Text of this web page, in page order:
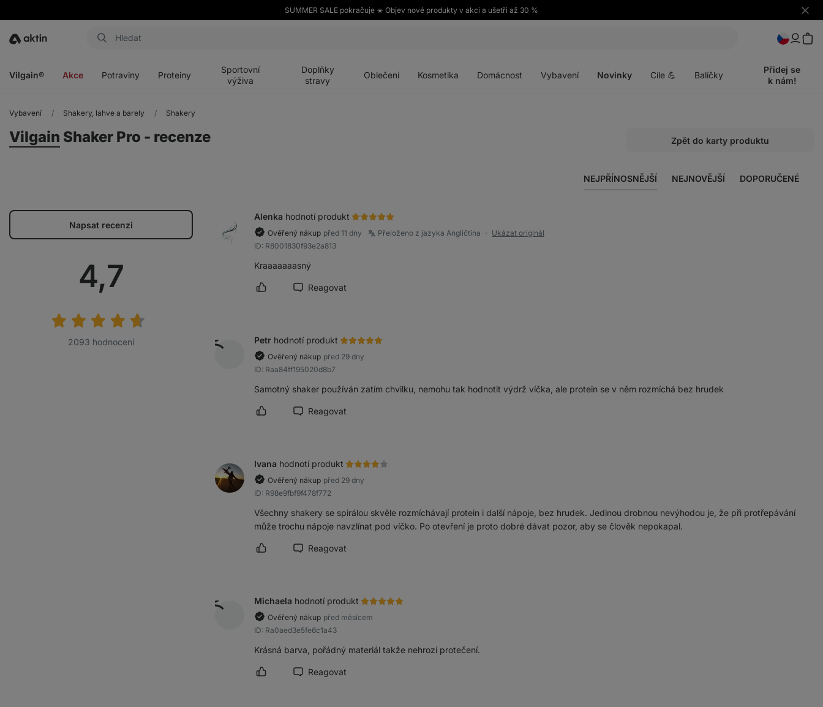
SUMMER SALE pokračuje ☀️ Objev nové produkty v akci a ušetři až 30 %
Skrýt
Aktin
Vilgain® Akce Potraviny Proteiny
Sportovní
výživa
Doplňky
stravy
Oblečení Kosmetika Domácnost Vybavení Novinky Cíle 💪 Balíčky
Přidej se
k nám!
Vybavení Shakery, lahve a barely Shakery
Vilgain Shaker Pro - recenze Zpět do karty produktu
NEJPŘÍNOSNĚJŠÍ NEJNOVĚJŠÍ DOPORUČENÉ
Napsat recenzi
Průměrné
hodnocení:
4,7
2093 hodnocení
Alenka hodnotí produkt
Ověřený nákup před 11 dny Přeloženo z jazyka Angličtina ●
Ukázat originál
ID: R8001830f93e2a813
Kraaaaaaasný
Označit recenzi jako přínosnou
Reagovat
Petr hodnotí produkt
Ověřený nákup před 29 dny
ID: Raa84ff195020d8b7
Samotný shaker používán zatím chvilku, nemohu tak hodnotit výdrž víčka, ale protein se v něm rozmíchá bez hrudek
Označit recenzi jako přínosnou
Reagovat
Ivana hodnotí produkt
Ověřený nákup před 29 dny
ID: R98e9fbf9f478f772
Všechny shakery se spirálou skvěle rozmíchávají protein i další nápoje, bez hrudek. Jedinou drobnou nevýhodou je, že při protřepávání
může trochu nápoje navzlínat pod víčko. Po otevření je proto dobré dávat pozor, aby se člověk nepokapal.
Označit recenzi jako přínosnou
Reagovat
Michaela hodnotí produkt
Ověřený nákup před měsícem
ID: Ra0aed3e5fe6c1a43
Krásná barva, pořádný materiál takže nehrozí protečení.
Označit recenzi jako přínosnou
Reagovat